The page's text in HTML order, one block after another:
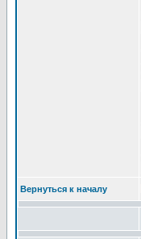
Вернуться к началу